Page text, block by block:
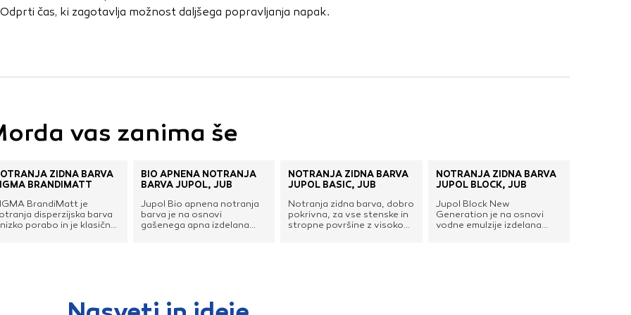
Odprti čas, ki zagotavlja možnost daljšega popravljanja napak.
vas zanima še
ZIDNA BARVA
BRANDIMATT
BrandiMatt je
disperzijska barva
porabo in je klasična
notranjih
BIO APNENA NOTRANJA
BARVA JUPOL, JUB
Jupol Bio apnena notranja
barva je na osnovi
gašenega apna izdelana
v katerih iz kakršnegakoli
NOTRANJA ZIDNA BARVA
JUPOL BASIC, JUB
Notranja zidna barva, dobro
pokrivna, za vse stenske in
stropne površine z visoko
NOTRANJA ZIDNA BARVA
JUPOL BLOCK, JUB
Jupol Block New
Generation je na osnovi
vodne emulzije izdelana